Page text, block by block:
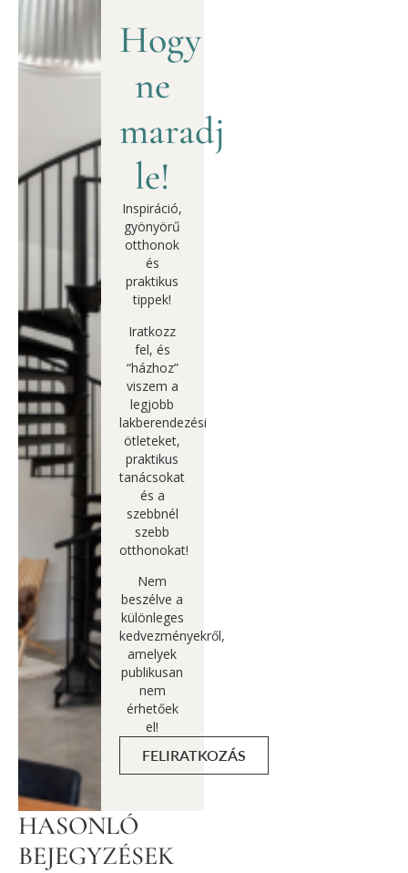
Hogy
ne
maradj
le!
Inspiráció,
gyönyörű
otthonok
és
praktikus
tippek!
Iratkozz
fel, és
“házhoz”
viszem a
legjobb
lakberendezési
ötleteket,
praktikus
tanácsokat
és a
szebbnél
szebb
otthonokat!
Nem
beszélve a
különleges
kedvezményekről,
amelyek
publikusan
nem
érhetőek
el!
FELIRATKOZÁS
HASONLÓ
BEJEGYZÉSEK